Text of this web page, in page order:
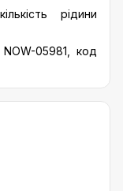
рідини
05981, код